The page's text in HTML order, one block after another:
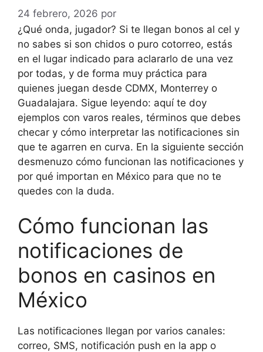
24 febrero, 2026 por
¿Qué onda, jugador? Si te llegan bonos al cel y
no sabes si son chidos o puro cotorreo, estás
en el lugar indicado para aclararlo de una vez
por todas, y de forma muy práctica para
quienes juegan desde CDMX, Monterrey o
Guadalajara. Sigue leyendo: aquí te doy
ejemplos con varos reales, términos que debes
checar y cómo interpretar las notificaciones sin
que te agarren en curva. En la siguiente sección
desmenuzo cómo funcionan las notificaciones y
por qué importan en México para que no te
quedes con la duda.
Cómo funcionan las
notificaciones de
bonos en casinos en
México
Las notificaciones llegan por varios canales:
correo, SMS, notificación push en la app o